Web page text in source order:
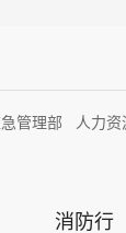
管理部 人力
消防行